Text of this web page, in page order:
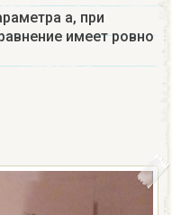
а, при
имеет ровно